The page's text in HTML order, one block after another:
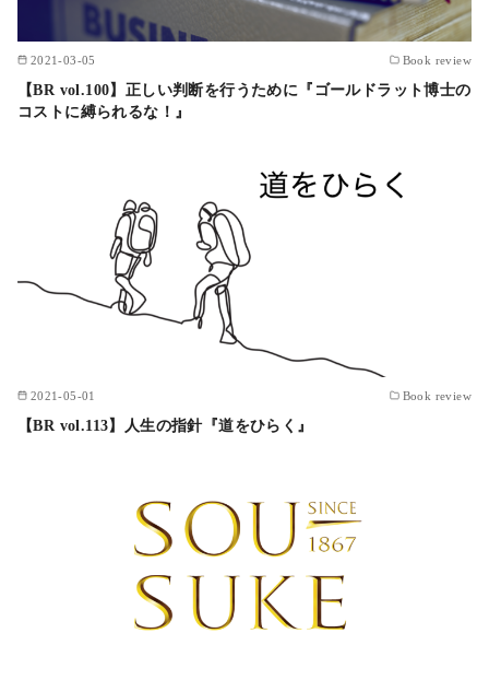
2021-03-05 Book review
【BR vol.100】正しい判断を行うために『ゴールドラット博士の
コストに縛られるな！』
2021-05-01 Book review
【BR vol.113】人生の指針『道をひらく』